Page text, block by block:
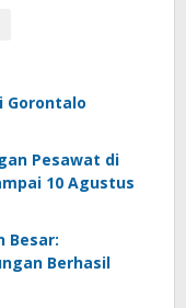
Gorontalo
Pesawat di
10 Agustus
Besar:
Berhasil